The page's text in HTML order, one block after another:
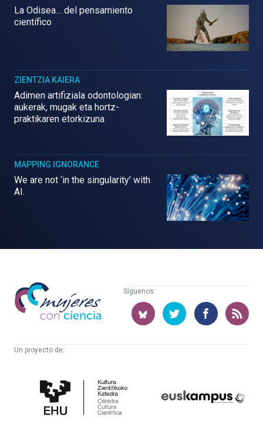
La Odisea… del pensamiento
científico
ZIENTZIA KAIERA
Adimen artifiziala odontologian:
aukerak, mugak eta hortz-
praktikaren etorkizuna
MAPPING IGNORANCE
We are not ‘in the singularity’ with
AI.
Mujeres
con
ciencia
Síguenos:
Un proyecto de:
Cultura
Científica